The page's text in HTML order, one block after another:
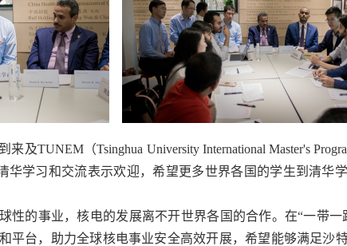
及TUNEM（Tsinghua University International Master's
华学习和交流表示欢迎，希望更多世界各国的学生到清华
性的事业，核电的发展离不开世界各国的合作。在“一带一
平台，助力全球核电事业安全高效开展，希望能够满足沙